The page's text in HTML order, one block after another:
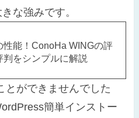
な強みです。
性能！ConoHa WINGの評
判をシンプルに解説
とができませんでした
簡単インストー